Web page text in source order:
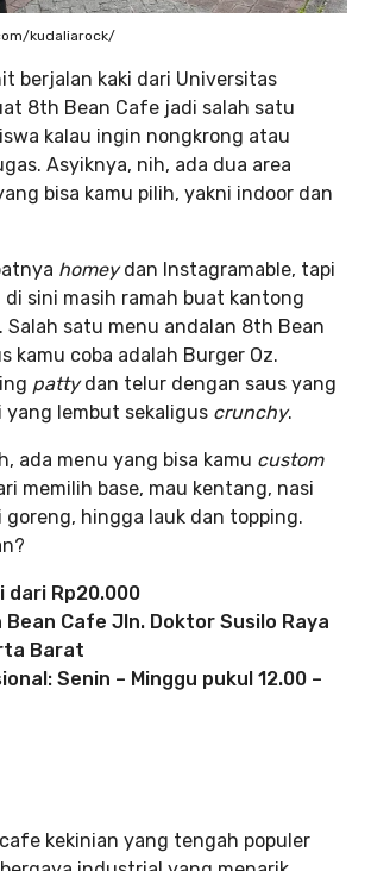
kudaliarock/
berjalan kaki dari Universitas
8th Bean Cafe jadi salah satu
kalau ingin nongkrong atau
Asyiknya, nih, ada dua area
bisa kamu pilih, yakni indoor dan
homeydan Instagramable, tapi
di sini masih ramah buat kantong
Salah satu menu andalan 8th Bean
kamu coba adalah Burger Oz.
pattydan telur dengan saus yang
yang lembut sekaligus crunchy.
ada menu yang bisa kamu custom
memilih base, mau kentang, nasi
hingga lauk dan topping.
dari Rp20.000
Cafe Jln. Doktor Susilo Raya
Barat
Senin – Minggu pukul 12.00 –
kekinian yang tengah populer